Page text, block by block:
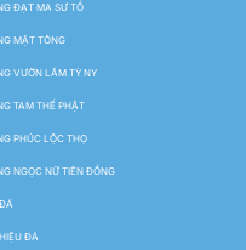
ĐẠT MA SƯ TỔ
MẬT TÔNG
VƯỜN LÂM TỲ NY
TAM THẾ PHẬT
PHÚC LỘC THỌ
NGỌC NỮ TIÊN ĐỒNG
ĐÁ